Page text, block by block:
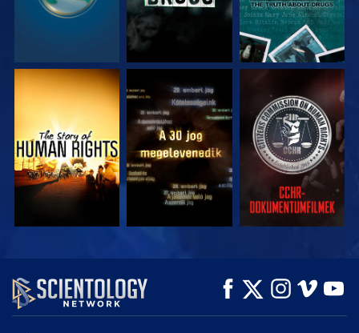
MŰSORNÉZÉS MŰSORNÉZÉS MŰSORNÉZÉS
MŰSORNÉZÉS MŰSORNÉZÉS
A SOROZAT
RÉSZEI